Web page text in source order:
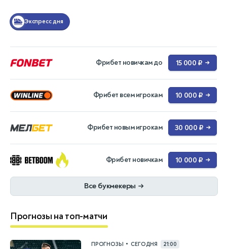
Экспресс дня
Фрибет новичкам до 15 000 ₽ →
Фрибет всем игрокам 10 000 ₽ →
Фрибет новым игрокам 30 000 ₽ →
Фрибет новичкам 10 000 ₽ →
Все букмекеры →
Прогнозы на топ-матчи
ПРОГНОЗЫ • СЕГОДНЯ 21:00